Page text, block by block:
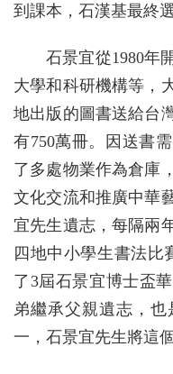
到課本，石漢基最終
石景宜從1980年
大學和科研機構等，
地出版的圖書送給台
有750萬冊。因送書
了多處物業作為倉庫
文化交流和推廣中華
宜先生遺志，每隔兩
四地中小學生書法比
了3屆石景宜博士盃
弟繼承父親遺志，
一，石景宜先生將這